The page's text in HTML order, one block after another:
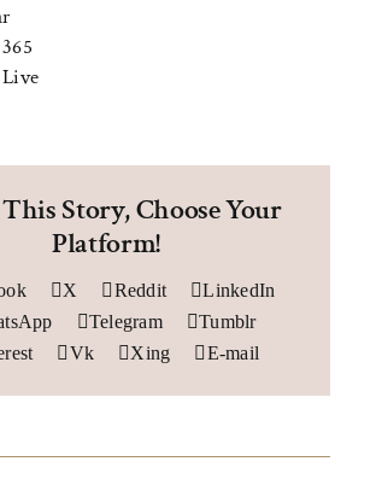
Story, Choose Your
Platform!
X Reddit
LinkedIn
Telegram
Tumblr
Vk Xing E-mail